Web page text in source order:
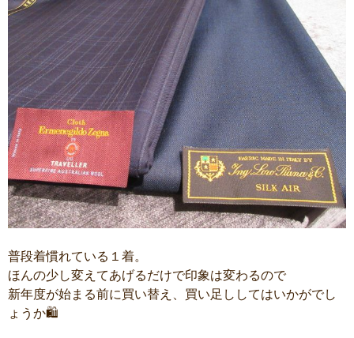
普段着慣れている１着。
ほんの少し変えてあげるだけで印象は変わるので
新年度が始まる前に買い替え、買い足ししてはいかがでし
ょうか🛍